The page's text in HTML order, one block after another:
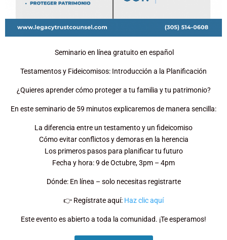
Seminario en línea gratuito en español
Testamentos y Fideicomisos: Introducción a la Planificación
¿Quieres aprender cómo proteger a tu familia y tu patrimonio?
En este seminario de 59 minutos explicaremos de manera sencilla:
La diferencia entre un testamento y un fideicomiso
Cómo evitar conflictos y demoras en la herencia
Los primeros pasos para planificar tu futuro
Fecha y hora: 9 de Octubre, 3pm – 4pm
Dónde: En línea – solo necesitas registrarte
👉 Regístrate aquí: Haz clic aquí
Este evento es abierto a toda la comunidad. ¡Te esperamos!